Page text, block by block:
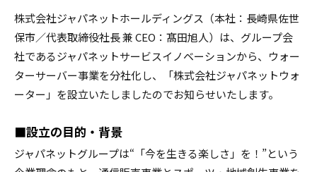
株式会社ジャパネットホールディングス（本社：⻑崎県佐世
保市／代表取締役社⻑ 兼 CEO：髙⽥旭⼈）は、グループ会
社であるジャパネットサービスイノベーションから、ウォー
ターサーバー事業を分社化し、「株式会社ジャパネットウォ
ーター」を設立いたしましたのでお知らせいたします。
■設立の目的・背景
ジャパネットグループは“「今を生きる楽しさ」を！”という